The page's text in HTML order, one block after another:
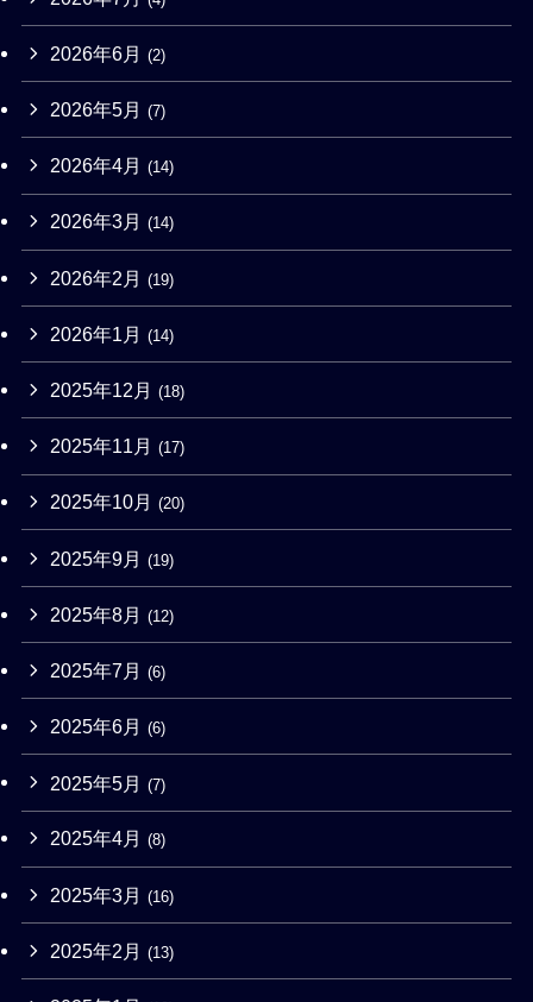
2026年6月 (2)
2026年5月 (7)
2026年4月 (14)
2026年3月 (14)
2026年2月 (19)
2026年1月 (14)
2025年12月 (18)
2025年11月 (17)
2025年10月 (20)
2025年9月 (19)
2025年8月 (12)
2025年7月 (6)
2025年6月 (6)
2025年5月 (7)
2025年4月 (8)
2025年3月 (16)
2025年2月 (13)